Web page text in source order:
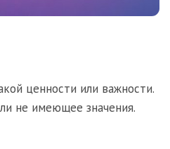
ценности или важности.
не имеющее значения.